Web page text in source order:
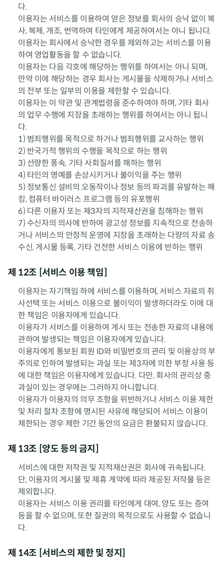
다.
이용자는 서비스를 이용하여 얻은 정보를 회사의 승낙 없이 복
사, 복제, 개조, 번역하여 타인에게 제공하여서는 아니 됩니다.
이용자는 회사에서 승낙한 경우를 제외하고는 서비스를 이용
하여 영업활동을 할 수 없습니다.
이용자는 다음 각호에 해당하는 행위를 하여서는 아니 되며,
만약 이에 해당하는 경우 회사는 게시물을 삭제하거나 서비스
의 전부 또는 일부의 이용을 제한할 수 있습니다.
이용자는 이 약관 및 관계법령을 준수하여야 하며, 기타 회사
의 업무 수행에 지장을 초래하는 행위를 하여서는 아니 됩니
다.
1) 범죄행위를 목적으로 하거나 범죄행위를 교사하는 행위
2) 반국가적 행위의 수행을 목적으로 하는 행위
3) 선량한 풍속, 기타 사회질서를 해하는 행위
4) 타인의 명예를 손상시키거나 불이익을 주는 행위
5) 정보통신 설비의 오동작이나 정보 등의 파괴를 유발하는 해
킹, 컴퓨터 바이러스 프로그램 등의 유포행위
6) 다른 이용자 또는 제3자의 지적재산권을 침해하는 행위
7) 수신자의 의사에 반하여 광고성 정보를 지속적으로 전송하
거나 서비스의 안정적 운영에 지장을 초래하는 다량의 자료 송
수신, 게시물 등록, 기타 건전한 서비스 이용에 반하는 행위
제 12조 [서비스 이용 책임]
이용자는 자기책임 하에 서비스를 이용하며, 서비스 자료의 취
사선택 또는 서비스 이용으로 불이익이 발생하더라도 이에 대
한 책임은 이용자에게 있습니다.
이용자가 서비스를 이용하여 게시 또는 전송한 자료의 내용에
관하여 발생되는 책임은 이용자에게 있습니다.
이용자에게 통보된 회원 ID와 비밀번호의 관리 및 이용상의 부
주의로 인하여 발생되는 과실 또는 제3자에 의한 부정 사용 등
에 대한 책임은 이용자에게 있습니다. 다만, 회사의 관리상 중
과실이 있는 경우에는 그러하지 아니합니다.
이용자가 이용자의 의무 조항을 위반하거나 서비스 이용 제한
및 처리 절차 조항에 명시된 사유에 해당되어 서비스 이용이
제한되는 경우 제한 기간 동안의 요금은 환불되지 않습니다.
제 13조 [양도 등의 금지]
서비스에 대한 저작권 및 지적재산권은 회사에 귀속됩니다.
단, 이용자의 게시물 및 제휴 계약에 따라 제공된 저작물 등은
제외합니다.
이용자는 서비스 이용 권리를 타인에게 대여, 양도 또는 증여
등을 할 수 없으며, 또한 질권의 목적으로도 사용할 수 없습니
다.
제 14조 [서비스의 제한 및 정지]